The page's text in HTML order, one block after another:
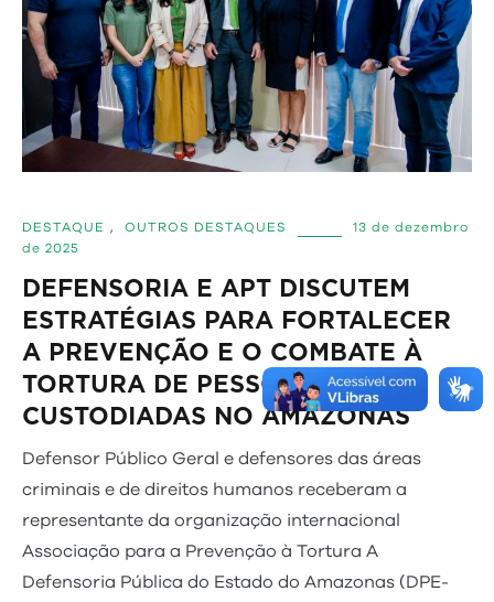
DESTAQUE , OUTROS DESTAQUES
13 de dezembro
de 2025
DEFENSORIA E APT DISCUTEM
ESTRATÉGIAS PARA FORTALECER
A PREVENÇÃO E O COMBATE À
TORTURA DE PESSOAS
CUSTODIADAS NO AMAZONAS
Defensor Público Geral e defensores das áreas
criminais e de direitos humanos receberam a
representante da organização internacional
Associação para a Prevenção à Tortura A
Defensoria Pública do Estado do Amazonas (DPE-